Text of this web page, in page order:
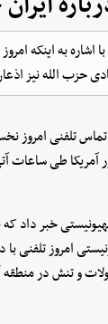
به اینکه
حزب الله نیز
تلفنی امروز
آمریکا طی ساعات
خبر داد که
امروز تلفنی با
و تنش در